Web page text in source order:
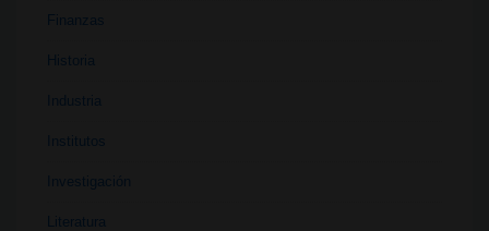
Finanzas
Historia
Industria
Institutos
Investigación
Literatura